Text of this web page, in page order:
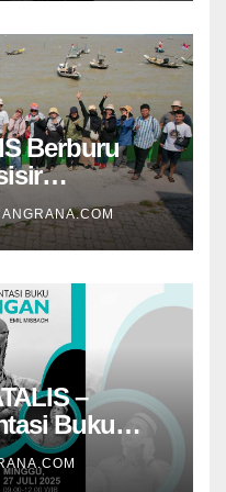
Berburu
–
Buku